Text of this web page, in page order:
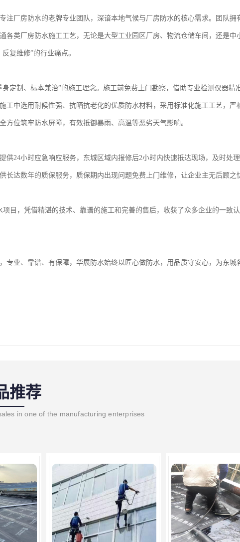
注厂房防水的老牌专业团队，深谙本地气候与厂房防水的核心需求。团队拥
各类厂房防水施工工艺，无论是大型工业园区厂房、物流仓储车间，还是中
复维修”的行业痛点。
定制、标本兼治”的施工理念。施工前免费上门勘察，借助专业检测仪器精
工中选用耐候性强、抗晒抗老化的优质防水材料，采用标准化施工工艺，严
方位筑牢防水屏障，有效抵御暴雨、高温等恶劣天气影响。
供24小时应急响应服务，东城区域内报修后2小时内快速抵达现场，及时处
长达数年的质保服务，质保期内出现问题免费上门维修，让企业主无后顾之
目，凭借精湛的技术、靠谱的施工和完善的售后，收获了众多企业的一致
专业、靠谱、有保障，华展防水始终以匠心做防水，用品质守安心，为东城
推荐
in one of the manufacturing enterprises